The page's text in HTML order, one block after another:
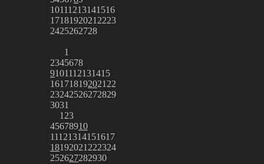
10111213141516
1718192021 2223
2425262728
1
2345678
9101112131415
161718192021 22
23242526272829
3031
1 23
45678910
11121314151617
18192021 222324
252627282930